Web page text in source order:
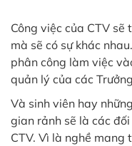
Công việc của CTV
mà sẽ có sự khác
phân công làm việc
quản lý của các
Và sinh viên hay
gian rảnh sẽ là các
CTV. Vì là nghề mang